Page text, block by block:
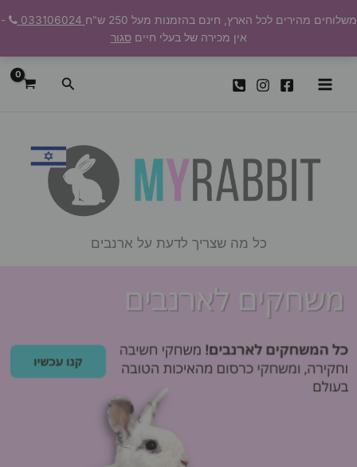
לתוכן
משלוחים מהירים לכל הארץ, חינם בהזמנות מעל 250 ש"ח
-
אין מכירה של בעלי חייםסגור
חיפוש
כל מה שצריך לדעת על ארנבים